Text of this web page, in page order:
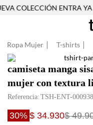
COLECCIÓN ENTRA YA
Ropa Mujer T-shirts
camiseta manga
mujer con textura
Referencia: TSH-ENT-
30% $ 34.930$